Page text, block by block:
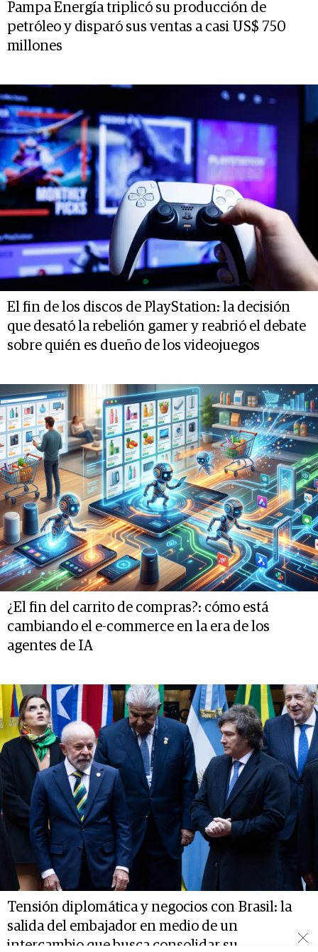
Pampa Energía triplicó su producción de
petróleo y disparó sus ventas a casi US$ 750
millones
El fin de los discos de PlayStation: la decisión
que desató la rebelión gamer y reabrió el debate
sobre quién es dueño de los videojuegos
¿El fin del carrito de compras?: cómo está
cambiando el e-commerce en la era de los
agentes de IA
Tensión diplomática y negocios con Brasil: la
salida del embajador en medio de un
intercambio que busca consolidar su